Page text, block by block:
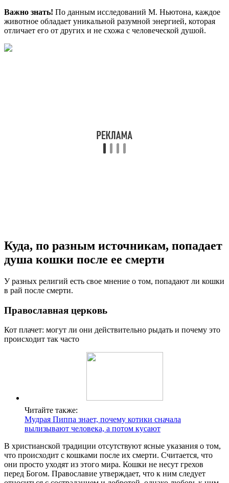
Важно знать! По данным исследований М. Ньютона, каждое
животное обладает уникальной разумной энергией, которая
отличает его от других и не схожа с человеческой душой.
Куда, по разным источникам, попадает
душа кошки после ее смерти
У разных религий есть свое мнение о том, попадают ли кошки
в рай после смерти.
Православная церковь
Кот плачет: могут ли они действительно рыдать и почему это
происходит так часто
Читайте также:
Мудрая Пиппа знает, почему котики сначала
вылизывают человека, а потом кусают
В христианской традиции отсутствуют ясные указания о том,
что происходит с кошками после их смерти. Считается, что
они просто уходят из этого мира. Кошки не несут грехов
перед Богом. Православие утверждает, что к ним следует